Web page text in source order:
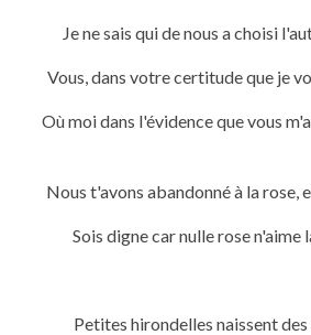
Je ne sais qui de nous a choisi
Vous, dans votre certitude que je
Où moi dans l'évidence que vous
Nous t'avons abandonné à la rose,
Sois digne car nulle rose n'aime
Petites hirondelles naissent